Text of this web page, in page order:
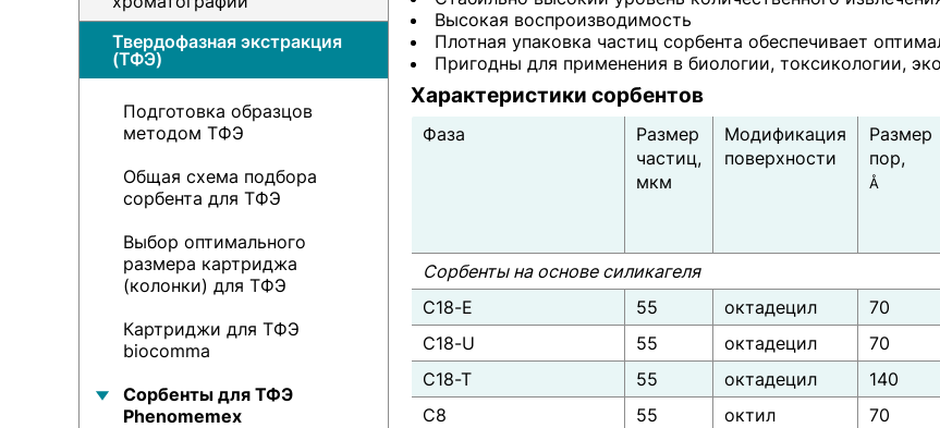
Высокая воспроизводимость
Плотная упаковка частиц сорбента обеспечивает
Пригодны для применения в биологии, токсикологии,
Характеристики сорбентов
Фаза
Размер
частиц,
мкм
Модификация
поверхности
Размер
пор,
Å
Сорбенты на основе силикагеля
C18-E
55 октадецил 70
C18-U
55 октадецил 70
C18-T
55 октадецил 140
C8
55 октил 70
Твердофазная экстракция
(ТФЭ)
Подготовка образцов
методом ТФЭ
Общая схема подбора
сорбента для ТФЭ
Выбор оптимального
размера картриджа
(колонки) для ТФЭ
Картриджи для ТФЭ
biocomma
Сорбенты для ТФЭ
Phenomemex